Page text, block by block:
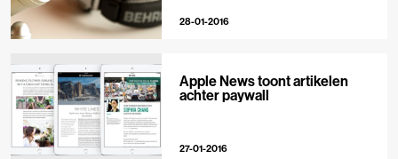
28-01-2016
Apple News toont artikelen
achter paywall
27-01-2016